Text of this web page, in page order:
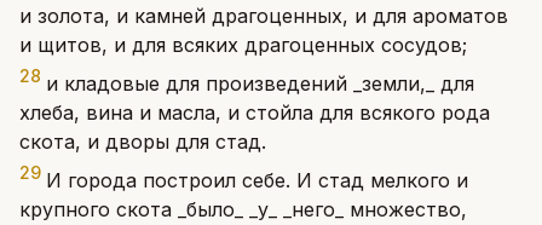
и золота, и камней драгоценных, и для ароматов
и щитов, и для всяких драгоценных сосудов;
28 и кладовые для произведений _земли,_ для
хлеба, вина и масла, и стойла для всякого рода
скота, и дворы для стад.
29 И города построил себе. И стад мелкого и
крупного скота _было_ _у_ _него_ множество,